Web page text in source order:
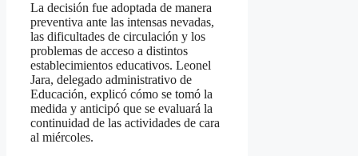
La decisión fue adoptada de manera
preventiva ante las intensas nevadas,
las dificultades de circulación y los
problemas de acceso a distintos
establecimientos educativos. Leonel
Jara, delegado administrativo de
Educación, explicó cómo se tomó la
medida y anticipó que se evaluará la
continuidad de las actividades de cara
al miércoles.